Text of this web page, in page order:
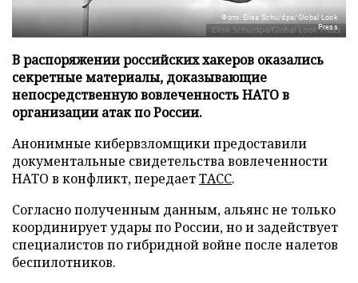
Фото: Elisa Schu/dpa/Global Look
Press
В распоряжении российских хакеров оказались
секретные материалы, доказывающие
непосредственную вовлеченность НАТО в
организации атак по России.
Анонимные кибервзломщики предоставили
документальные свидетельства вовлеченности
НАТО в конфликт, передаетТАСС.
Согласно полученным данным, альянс не только
координирует удары по России, но и задействует
специалистов по гибридной войне после налетов
беспилотников.